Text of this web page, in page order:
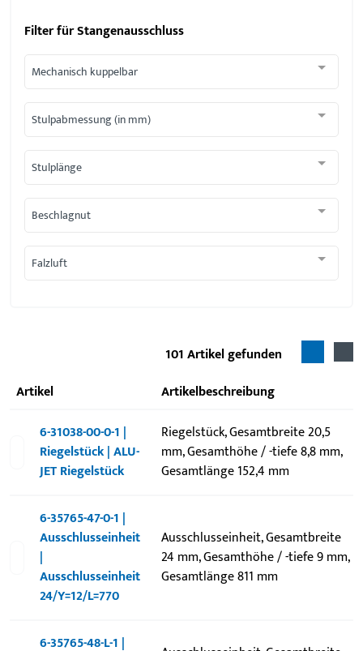
Filter fürStangenausschluss
Mechanisch kuppelbar
Stulpabmessung (in mm)
Stulplänge
Beschlagnut
Falzluft
101Artikel gefunden
Artikel
Artikelbeschreibung
6-31038-00-0-1 |
Riegelstück | ALU-
JET Riegelstück
Riegelstück, Gesamtbreite 20,5
mm, Gesamthöhe / -tiefe 8,8 mm,
Gesamtlänge 152,4 mm
6-35765-47-0-1 |
Ausschlusseinheit
|
Ausschlusseinheit
24/Y=12/L=770
Ausschlusseinheit, Gesamtbreite
24 mm, Gesamthöhe / -tiefe 9 mm,
Gesamtlänge 811 mm
6-35765-48-L-1 |